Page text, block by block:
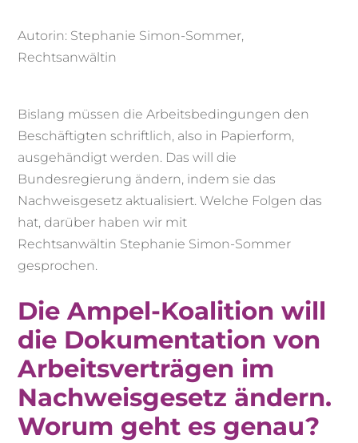
Autorin: Stephanie Simon-Sommer,
Rechtsanwältin
Bislang müssen die Arbeitsbedingungen den
Beschäftigten schriftlich, also in Papierform,
ausgehändigt werden. Das will die
Bundesregierung ändern, indem sie das
Nachweisgesetz aktualisiert. Welche Folgen das
hat, darüber haben wir mit
Rechtsanwältin Stephanie Simon-Sommer
gesprochen.
Die Ampel-Koalition will
die Dokumentation von
Arbeitsverträgen im
Nachweisgesetz ändern.
Worum geht es genau?